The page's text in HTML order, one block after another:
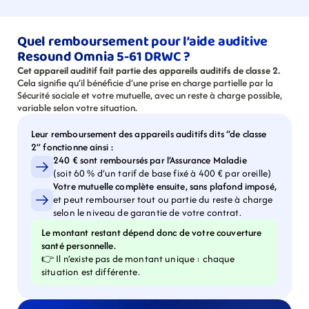
Quel remboursement pour l’aide auditive
Resound Omnia 5-61 DRWC ?
Cet appareil auditif fait partie des appareils auditifs de classe 2.
Cela signifie qu’il bénéficie d’une prise en charge partielle par la
Sécurité sociale et votre mutuelle, avec un reste à charge possible,
variable selon votre situation.
Leur remboursement des appareils auditifs dits “de classe
2” fonctionne ainsi :
240 € sont remboursés par l’Assurance Maladie
(soit 60 % d’un tarif de base fixé à 400 € par oreille)
Votre mutuelle complète ensuite, sans plafond imposé,
et peut rembourser tout ou partie du reste à charge
selon le niveau de garantie de votre contrat.
Le montant restant dépend donc de votre couverture
santé personnelle.
👉 Il n’existe pas de montant unique : chaque
situation est différente.